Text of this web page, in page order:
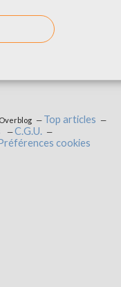
Top articles
C.G.U.
cookies